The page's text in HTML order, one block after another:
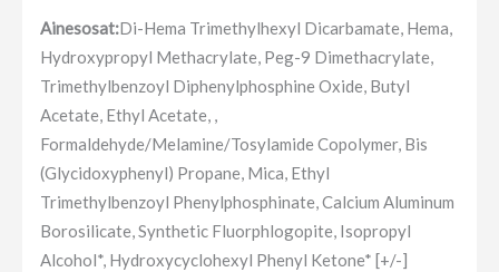
Ainesosat:Di-Hema Trimethylhexyl Dicarbamate, Hema,
Hydroxypropyl Methacrylate, Peg-9 Dimethacrylate,
Trimethylbenzoyl Diphenylphosphine Oxide, Butyl
Acetate, Ethyl Acetate, ,
Formaldehyde/Melamine/Tosylamide Copolymer, Bis
(Glycidoxyphenyl) Propane, Mica, Ethyl
Trimethylbenzoyl Phenylphosphinate, Calcium Aluminum
Borosilicate, Synthetic Fluorphlogopite, Isopropyl
Alcohol*, Hydroxycyclohexyl Phenyl Ketone* [+/-]